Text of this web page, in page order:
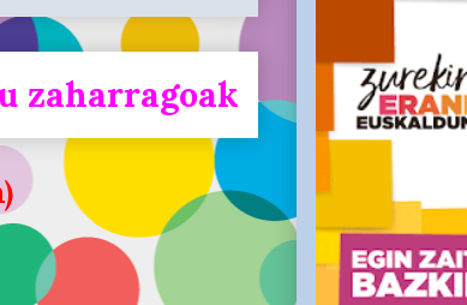
zaharragoak